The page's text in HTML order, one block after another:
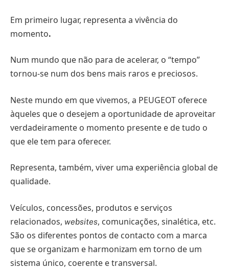
Em primeiro lugar, representa a vivência do
momento.
Num mundo que não para de acelerar, o “tempo”
tornou-se num dos bens mais raros e preciosos.
Neste mundo em que vivemos, a PEUGEOT oferece
àqueles que o desejem a oportunidade de aproveitar
verdadeiramente o momento presente e de tudo o
que ele tem para oferecer.
Representa, também, viver uma experiência global de
qualidade.
Veículos, concessões, produtos e serviços
relacionados, websites, comunicações, sinalética, etc.
São os diferentes pontos de contacto com a marca
que se organizam e harmonizam em torno de um
sistema único, coerente e transversal.